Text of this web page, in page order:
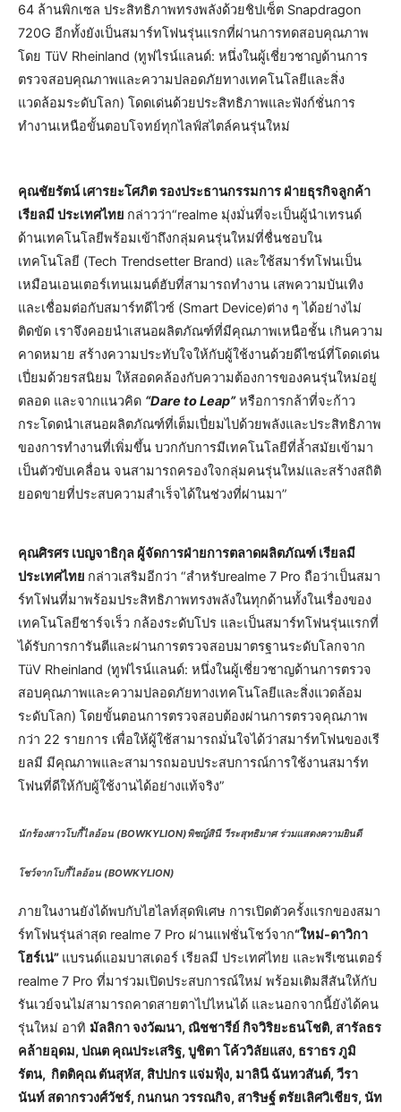
64 ล้านพิกเซล ประสิทธิภาพทรงพลังด้วยชิปเซ็ต Snapdragon
720G อีกทั้งยังเป็นสมาร์ทโฟนรุ่นแรกที่ผ่านการทดสอบคุณภาพ
โดย TüV Rheinland (ทูฟไรน์แลนด์: หนึ่งในผู้เชี่ยวชาญด้านการ
ตรวจสอบคุณภาพและความปลอดภัยทางเทคโนโลยีและสิ่ง
แวดล้อมระดับโลก) โดดเด่นด้วยประสิทธิภาพและฟังก์ชั่นการ
ทำงานเหนือขั้นตอบโจทย์ทุกไลฟ์สไตล์คนรุ่นใหม่
คุณชัยรัตน์ เศารยะโศภิต รองประธานกรรมการ ฝ่ายธุรกิจลูกค้า
เรียลมี ประเทศไทย กล่าวว่า“realme มุ่งมั่นที่จะเป็นผู้นำเทรนด์
ด้านเทคโนโลยีพร้อมเข้าถึงกลุ่มคนรุ่นใหม่ที่ชื่นชอบใน
เทคโนโลยี (Tech Trendsetter Brand) และใช้สมาร์ทโฟนเป็น
เหมือนเอนเตอร์เทนเมนต์ฮับที่สามารถทำงาน เสพความบันเทิง
และเชื่อมต่อกับสมาร์ทดีไวซ์ (Smart Device)ต่าง ๆ ได้อย่างไม่
ติดขัด เราจึงคอยนำเสนอผลิตภัณฑ์ที่มีคุณภาพเหนือชั้น เกินความ
คาดหมาย สร้างความประทับใจให้กับผู้ใช้งานด้วยดีไซน์ที่โดดเด่น
เปี่ยมด้วยรสนิยม ให้สอดคล้องกับความต้องการของคนรุ่นใหม่อยู่
ตลอด และจากแนวคิด “Dare to Leap”หรือการกล้าที่จะก้าว
กระโดดนำเสนอผลิตภัณฑ์ที่เต็มเปี่ยมไปด้วยพลังและประสิทธิภาพ
ของการทำงานที่เพิ่มขึ้น บวกกับการมีเทคโนโลยีที่ล้ำสมัยเข้ามา
เป็นตัวขับเคลื่อน จนสามารถครองใจกลุ่มคนรุ่นใหม่และสร้างสถิติ
ยอดขายที่ประสบความสำเร็จได้ในช่วงที่ผ่านมา”
คุณศิรศร เบญจาธิกุล ผู้จัดการฝ่ายการตลาดผลิตภัณฑ์ เรียลมี
ประเทศไทย กล่าวเสริมอีกว่า “สำหรับrealme 7 Pro ถือว่าเป็นสมา
ร์ทโฟนที่มาพร้อมประสิทธิภาพทรงพลังในทุกด้านทั้งในเรื่องของ
เทคโนโลยีชาร์จเร็ว กล้องระดับโปร และเป็นสมาร์ทโฟนรุ่นแรกที่
ได้รับการการันตีและผ่านการตรวจสอบมาตรฐานระดับโลกจาก
TüV Rheinland (ทูฟไรน์แลนด์: หนึ่งในผู้เชี่ยวชาญด้านการตรวจ
สอบคุณภาพและความปลอดภัยทางเทคโนโลยีและสิ่งแวดล้อม
ระดับโลก) โดยขั้นตอนการตรวจสอบต้องผ่านการตรวจคุณภาพ
กว่า 22 รายการ เพื่อให้ผู้ใช้สามารถมั่นใจได้ว่าสมาร์ทโฟนของเรี
ยลมี มีคุณภาพและสามารถมอบประสบการณ์การใช้งานสมาร์ท
โฟนที่ดีให้กับผู้ใช้งานได้อย่างแท้จริง”
นักร้องสาวโบกี้ไลอ้อน (BOWKYLION)พิชญ์สินี วีระสุทธิมาศ ร่วมแสดงความยินดี
โชว์จากโบกี้ไลอ้อน (BOWKYLION)
ภายในงานยังได้พบกับไฮไลท์สุดพิเศษ การเปิดตัวครั้งแรกของสมา
ร์ทโฟนรุ่นล่าสุด realme 7 Pro ผ่านแฟชั่นโชว์จาก“ใหม่-ดาวิกา
โฮร์เน่” แบรนด์แอมบาสเดอร์ เรียลมี ประเทศไทย และพรีเซนเตอร์
realme 7 Pro ที่มาร่วมเปิดประสบการณ์ใหม่ พร้อมเติมสีสันให้กับ
รันเวย์จนไม่สามารถคาดสายตาไปไหนได้ และนอกจากนี้ยังได้คน
รุ่นใหม่ อาทิ มัลลิกา จงวัฒนา, ณิชชารีย์ กิจวิริยะธนโชติ, สารัลธร
คล้ายอุดม, ปณต คุณประเสริฐ, บูชิตา โค้ววิลัยแสง, ธราธร ภูมิ
รัตน, กิตติคุณ ตันสุหัส, สิปปกร แจ่มฟุ้ง, มาลินี ฉันทวสันต์, วีรา
นันท์ สดากรวงศ์วัชร์, กนกนก วรรณกิจ, สาริษฐ์ ตรัยเลิศวิเชียร, นัท